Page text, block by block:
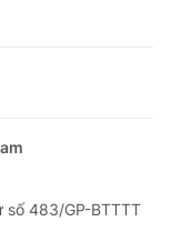
số 483/GP-BTTTT